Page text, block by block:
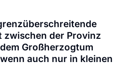
zwischen der Provinz
Großherzogtum
auch nur in kleinen